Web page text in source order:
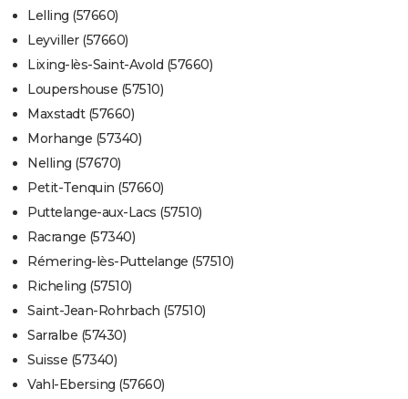
Lelling (57660)
Leyviller (57660)
Lixing-lès-Saint-Avold (57660)
Loupershouse (57510)
Maxstadt (57660)
Morhange (57340)
Nelling (57670)
Petit-Tenquin (57660)
Puttelange-aux-Lacs (57510)
Racrange (57340)
Rémering-lès-Puttelange (57510)
Richeling (57510)
Saint-Jean-Rohrbach (57510)
Sarralbe (57430)
Suisse (57340)
Vahl-Ebersing (57660)